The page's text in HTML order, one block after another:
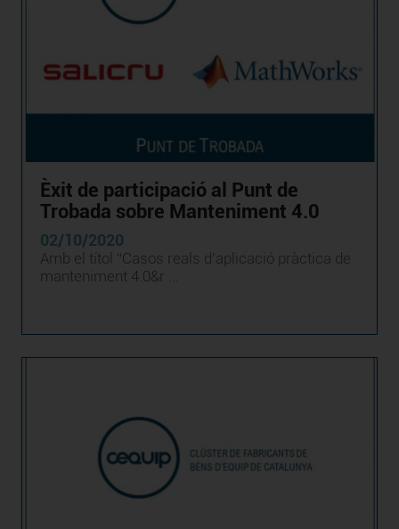
Èxit de participació al Punt de
Trobada sobre Manteniment 4.0
02/10/2020
Amb el títol “Casos reals d’aplicació pràctica de
manteniment 4.0&r ...